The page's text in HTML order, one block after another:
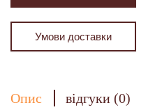
Умови доставки
Опис відгуки (0)